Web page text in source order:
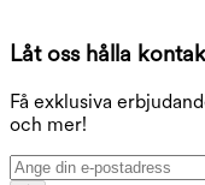
Låt oss hålla
Få exklusiva
och mer!